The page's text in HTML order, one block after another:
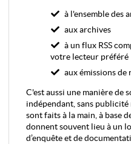
à l'ensemble des
aux archives
à un flux RSS
votre lecteur préféré
aux émissions de
C'est aussi une manière de
indépendant, sans
sont faits à la main, à base
donnent souvent lieu à un
d’enquête et de